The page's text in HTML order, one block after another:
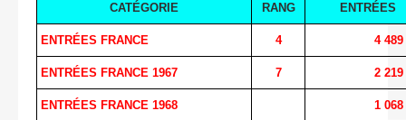
CATÉGORIE RANG ENTRÉES
ENTRÉES FRANCE 4 4 489
ENTRÉES FRANCE 1967 7 2 219
ENTRÉES FRANCE 1968 1 068